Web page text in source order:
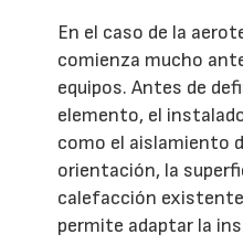
En el caso de la
comienza mucho
equipos. Antes de
elemento, el
como el aislamiento
orientación, la
calefacción
permite adaptar la